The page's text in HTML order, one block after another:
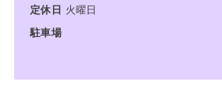
定休日 火曜日
駐車場